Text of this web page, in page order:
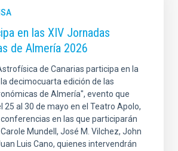
en las XIV Jornadas
de Almería 2026
de Canarias participa en la
decimocuarta edición de las
de Almería", evento que
25 al 30 de mayo en el Teatro Apolo,
en las que participarán
Mundell, José M. Vilchez, John
Luis Cano, quienes intervendrán